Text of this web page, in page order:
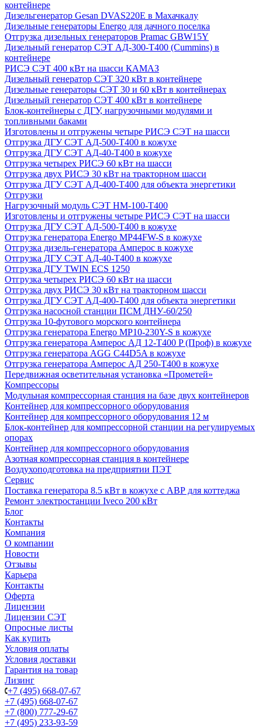
контейнере
Дизельгенератор Gesan DVAS220E в Махачкалу
Дизельные генераторы Energo для дачного поселка
Отгрузка дизельных генераторов Pramac GВW15Y
Дизельный генератор СЭТ АД-300-Т400 (Cummins) в
контейнере
РИСЭ СЭТ 400 кВт на шасси КАМАЗ
Дизельный генератор СЭТ 320 кВт в контейнере
Дизельные генераторы СЭТ 30 и 60 кВт в контейнерах
Дизельный генератор СЭТ 400 кВт в контейнере
Блок-контейнеры с ДГУ, нагрузочными модулями и
топливными баками
Изготовлены и отгружены четыре РИСЭ СЭТ на шасси
Отгрузка ДГУ СЭТ АД-500-Т400 в кожухе
Отгрузка ДГУ СЭТ АД-40-Т400 в кожухе
Отгрузка четырех РИСЭ 60 кВт на шасси
Отгрузка двух РИСЭ 30 кВт на тракторном шасси
Отгрузка ДГУ СЭТ АД-400-Т400 для объекта энергетики
Отгрузки
Нагрузочный модуль СЭТ НМ-100-Т400
Изготовлены и отгружены четыре РИСЭ СЭТ на шасси
Отгрузка ДГУ СЭТ АД-500-Т400 в кожухе
Отгрузка генератора Energo MP44FW-S в кожухе
Отгрузка дизель-генератора Амперос в кожухе
Отгрузка ДГУ СЭТ АД-40-Т400 в кожухе
Отгрузка ДГУ TWIN ECS 1250
Отгрузка четырех РИСЭ 60 кВт на шасси
Отгрузка двух РИСЭ 30 кВт на тракторном шасси
Отгрузка ДГУ СЭТ АД-400-Т400 для объекта энергетики
Отгрузка насосной станции ПСМ ДНУ-60/250
Отгрузка 10-футового морского контейнера
Отгрузка генератора Energo MP10-230Y-S в кожухе
Отгрузка генератора Амперос АД 12-Т400 P (Проф) в кожухе
Отгрузка генератора AGG C44D5A в кожухе
Отгрузка генератора Амперос АД 250-Т400 в кожухе
Передвижная осветительная установка «Прометей»
Компрессоры
Модульная компрессорная станция на базе двух контейнеров
Контейнер для компрессорного оборудования
Контейнер для компрессорного оборудования 12 м
Блок-контейнер для компрессорной станции на регулируемых
опорах
Контейнер для компрессорного оборудования
Азотная компрессорная станция в контейнере
Воздухоподготовка на предприятии ПЭТ
Сервис
Поставка генератора 8.5 кВт в кожухе с АВР для коттеджа
Ремонт электростанции Iveco 200 кВт
Блог
Контакты
Компания
О компании
Новости
Отзывы
Карьера
Контакты
Оферта
Лицензии
Лицензии СЭТ
Опросные листы
Как купить
Условия оплаты
Условия доставки
Гарантия на товар
Лизинг
+7 (495) 668-07-67
+7 (495) 668-07-67
+7 (800) 777-29-67
+7 (495) 233-93-59